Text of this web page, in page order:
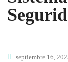
septiembre 16,